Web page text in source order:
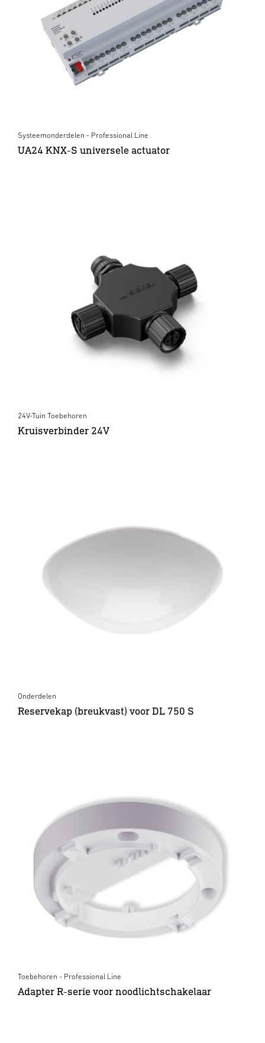
Systeemonderdelen - Professional Line
UA24 KNX-S universele actuator
24V-Tuin Toebehoren
Kruisverbinder 24V
Onderdelen
Reservekap (breukvast) voor DL 750 S
Toebehoren - Professional Line
Adapter R-serie voor noodlichtschakelaar